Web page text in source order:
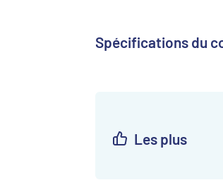
Spécifications du
Les plus